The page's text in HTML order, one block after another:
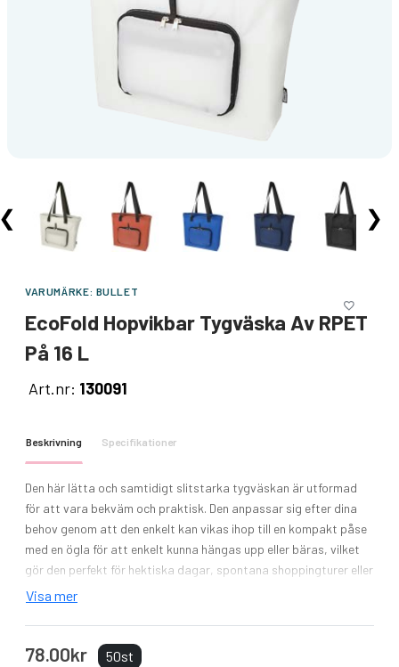
❯
VARUMÄRKE: BULLET
EcoFold Hopvikbar Tygväska Av RPET
På 16 L
Art.nr: 130091
Beskrivning Specifikationer
Den här lätta och samtidigt slitstarka tygväskan är utformad
för att vara bekväm och praktisk. Den anpassar sig efter dina
behov genom att den enkelt kan vikas ihop till en kompakt påse
med en ögla för att enkelt kunna hängas upp eller bäras, vilket
gör den perfekt för hektiska dagar, spontana shoppingturer eller
som reservväska. Huvudfacket är rymligt och utrustat med
mjukt kvalitativt bandmaterial. Tillverkad av PVC-fri återvunnen
polyester. Volymkapacitet: 16 liter.
Visa mer
78.00kr 50st